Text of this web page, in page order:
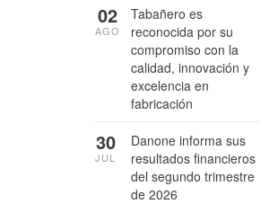
Tabañero es
reconocida por su
compromiso con la
calidad, innovación y
excelencia en
fabricación
02
AGO
Danone informa sus
resultados financieros
del segundo trimestre
de 2026
30
JUL